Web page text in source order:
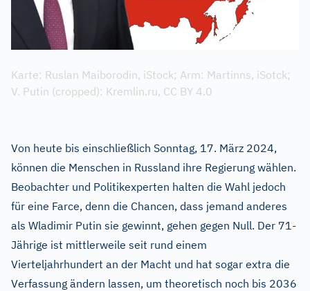
Karte: Ruslan Maiborodin, iStock; Arm: Martinns, iSotck;
V. Putin (cropped): Kremlin.ru, CC BY 4.0
Von heute bis einschließlich Sonntag, 17. März 2024,
können die Menschen in Russland ihre Regierung wählen.
Beobachter und Politikexperten halten die Wahl jedoch
für eine Farce, denn die Chancen, dass jemand anderes
als Wladimir Putin sie gewinnt, gehen gegen Null. Der 71-
Jährige ist mittlerweile seit rund einem
Vierteljahrhundert an der Macht und hat sogar extra die
Verfassung ändern lassen, um theoretisch noch bis 2036